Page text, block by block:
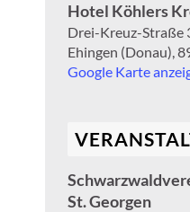
Hotel Köhlers
Drei-Kreuz-Straße
Ehingen (Donau)
Google Karte
St. Georgen